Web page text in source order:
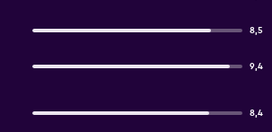
8,5
9,4
8,4